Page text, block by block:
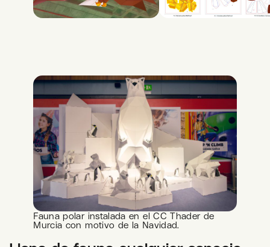
Fauna polar instalada en el CC Thader de
Murcia con motivo de la Navidad.